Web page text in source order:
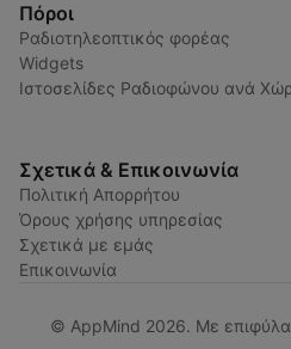
Πόροι
Ραδιοτηλεοπτικός φορέας
Widgets
Ιστοσελίδες Ραδιοφώνου ανά
Σχετικά & Επικοινωνία
Πολιτική Απορρήτου
Όρους χρήσης υπηρεσίας
Σχετικά με εμάς
Επικοινωνία
© AppMind 2026. Με